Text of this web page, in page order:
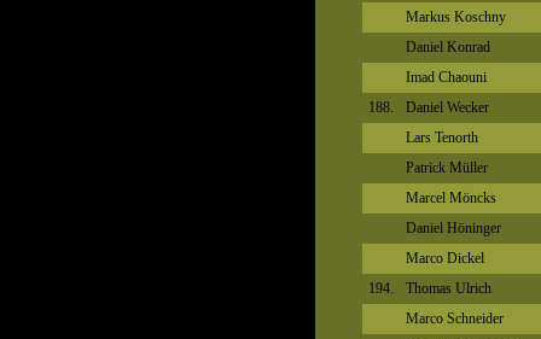
Markus Koschny
Daniel Konrad
Imad Chaouni
188.
Daniel Wecker
Lars Tenorth
Patrick Müller
Marcel Möncks
Daniel Höninger
Marco Dickel
194.
Thomas Ulrich
Marco Schneider